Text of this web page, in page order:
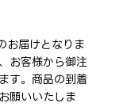
お届けとなりま
お客様から御注
す。商品の到着
願いいたしま